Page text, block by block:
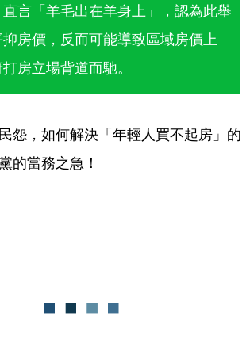
言「羊毛出在羊身上」，認為此舉
房價，反而可能導致區域房價上
房立場背道而馳。
怨，如何解決「年輕人買不起房」的
的當務之急！